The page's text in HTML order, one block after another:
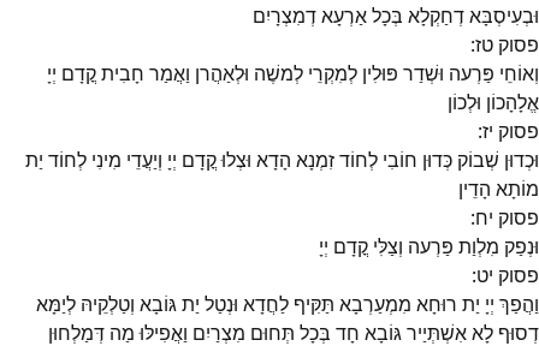
וּבְעִיסְבָּא דְחַקְלָא בְּכָל אַרְעָא דְמִצְרָיִם
פסוק טז:
וְאוֹחֵי פַּרְעה וּשְׁדַר פּוּלִין לְמִקְרֵי לְמשֶׁה וּלְאַהֲרן וַאֲמַר חָבִית קֳדָם יְיָ
אֱלָהָכוֹן וּלְכוֹן
פסוק יז:
וּכְדוּן שְׁבוֹק כְּדוּן חוֹבִי לְחוֹד זִמְנָא הָדָא וּצְלוּ קֳדָם יְיָ וְיַעֲדֵי מִינִי לְחוֹד יַת
מוֹתָא הָדֵין
פסוק יח:
וּנְפַק מִלְוַת פַּרְעה וְצַלִּי קֳדָם יְיָ
פסוק יט:
וַהֲפַךְ יְיָ יַת רוּחָא מִמְעַרְבָא תַּקִּיף לַחֲדָא וּנְטַל יַת גּוֹבָא וְטַלְקֵיהּ לְיַמָּא
דְסוּף לָא אִשְׁתְּיַיר גּוֹבָא חָד בְּכָל תְּחוּם מִצְרַיִם וַאֲפִילּוּ מַה דְּמַלְחוּן